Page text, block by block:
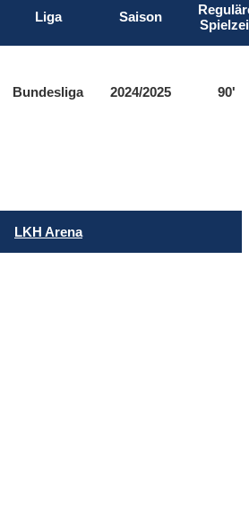
Liga Saison
Bundesliga 2024/2025 90'
LKH Arena